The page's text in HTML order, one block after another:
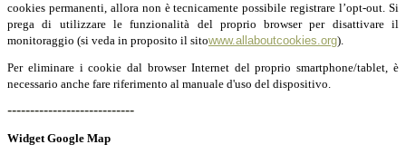
cookies permanenti, allora non è tecnicamente possibile registrare l’opt-out. Si
prega di utilizzare le funzionalità del proprio browser per disattivare il
monitoraggio (si veda in proposito il sitowww.allaboutcookies.org).
Per eliminare i cookie dal browser Internet del proprio smartphone/tablet, è
necessario anche fare riferimento al manuale d'uso del dispositivo.
----------------------------
Widget Google Map